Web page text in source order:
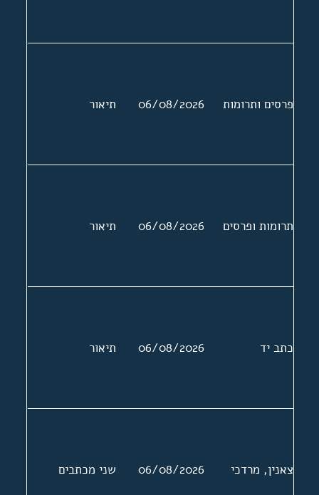
וטיוטות של
פרסים ותרומות 06/08/2026 תיאור
תרומות ופרסים 06/08/2026 תיאור
כתב יד 06/08/2026 תיאור
צאנין, מרדכי 06/08/2026 שני מכתבים